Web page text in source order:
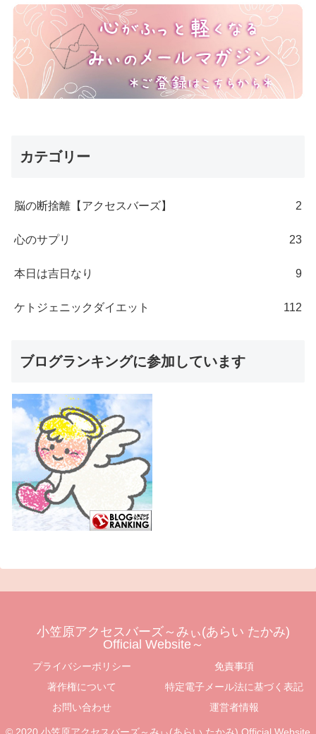
カテゴリー
脳の断捨離【アクセスバーズ】 2
心のサプリ 23
本日は吉日なり 9
ケトジェニックダイエット 112
ブログランキングに参加しています
小笠原アクセスバーズ～みぃ(あらい たかみ)
Official Website～
プライバシーポリシー
免責事項
著作権について
特定電子メール法に基づく表記
お問い合わせ
運営者情報